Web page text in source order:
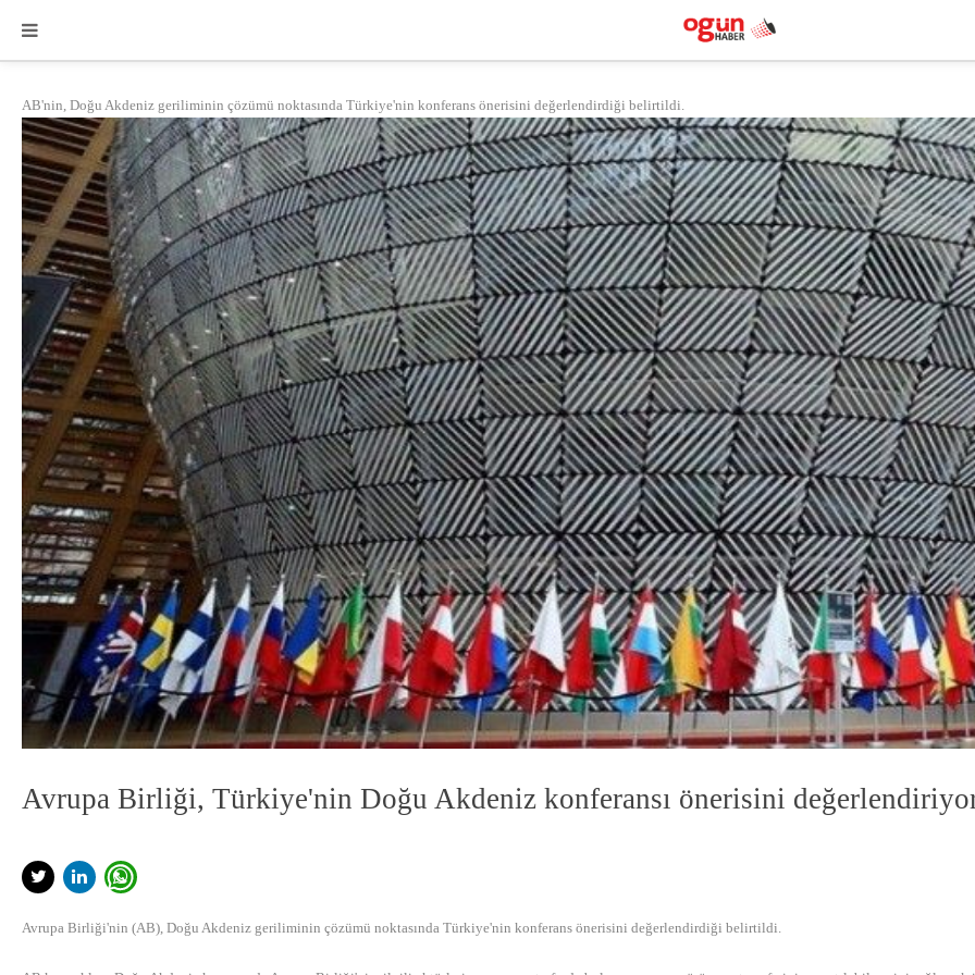
AB'nin, Doğu Akdeniz geriliminin çözümü noktasında Türkiye'nin konferans önerisini değerlendirdiği belirtildi.
Avrupa Birliği, Türkiye'nin Doğu Akdeniz konferansı önerisini
Avrupa Birliği'nin (AB), Doğu Akdeniz geriliminin çözümü noktasında Türkiye'nin konferans önerisini değerlendirdiği belirtildi.